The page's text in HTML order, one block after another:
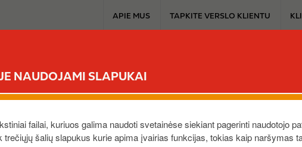
NAUDOJAMI SLAPUKAI
failai, kuriuos galima naudoti svetainėse siekiant pagerinti naudotojo
trečiųjų šalių slapukus kurie apima įvairias funkcijas, tokias kaip naršymas
s
i
e
s
APIE MUS TAPKITE VERSLO KLIENTU
I